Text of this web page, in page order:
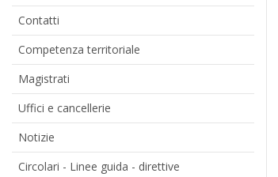
Contatti
Competenza territoriale
Magistrati
Uffici e cancellerie
Notizie
Circolari - Linee guida - direttive